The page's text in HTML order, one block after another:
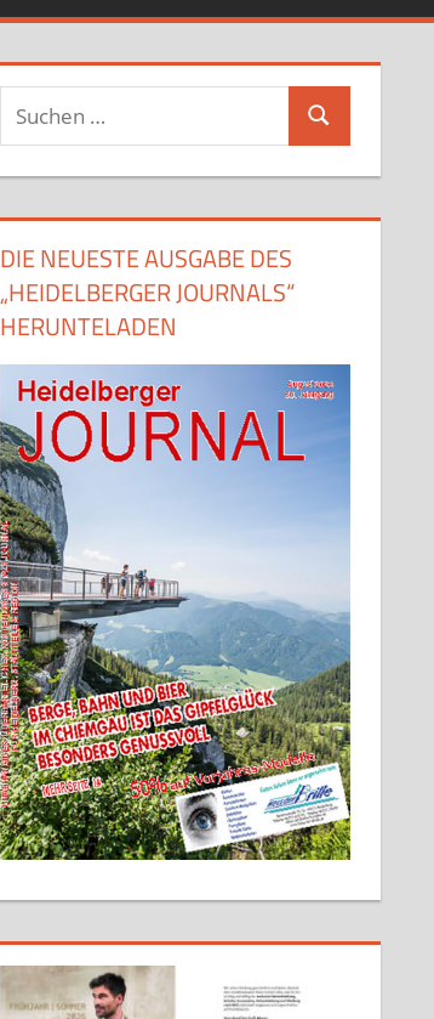
Suchen
Suchen
DIE NEUESTE AUSGABE DES
„HEIDELBERGER JOURNALS“
HERUNTELADEN